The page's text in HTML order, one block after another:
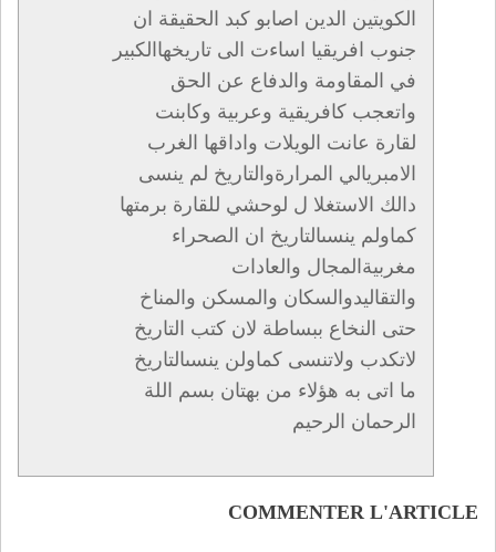
الكويتين الدين اصابو كبد الحقيقة ان
جنوب افريقيا اساءت الى تاريخهاالكبير
في المقاومة والدفاع عن الحق
واتعجب كافريقية وعربية وكابنت
لقارة عانت الويلات واداقها الغرب
الامبريالي المرارةوالتاريخ لم ينسى
دالك الاستغلا ل لوحشي للقارة برمتها
كماولم ينسىالتاريخ ان الصحراء
مغربيةالمجال والعادات
والتقاليدوالسكان والمسكن والمناخ
حتى النخاع ببساطة لان كتب التاريخ
لاتكدب ولاتنسى كماولن ينسىالتاريخ
ما اتى به هؤلاء من بهتان بسم اللة
الرحمان الرحيم
COMMENTER L'ARTICLE